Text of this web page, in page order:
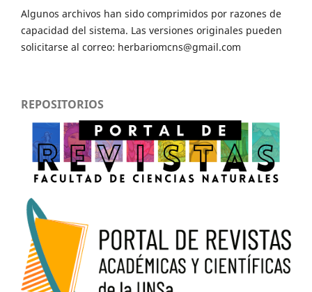
Algunos archivos han sido comprimidos por razones de
capacidad del sistema. Las versiones originales pueden
solicitarse al correo: herbariomcns@gmail.com
REPOSITORIOS